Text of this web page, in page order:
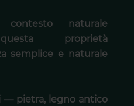
naturale
proprietà
semplice e naturale
— pietra, legno antico